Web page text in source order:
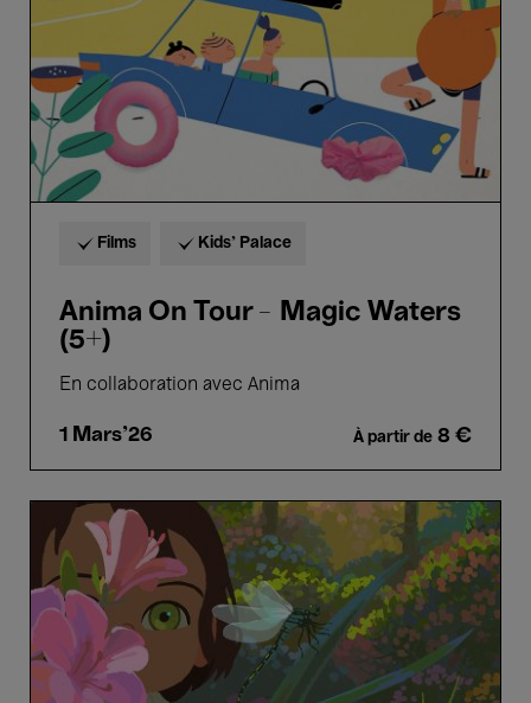
Waters​​​​​​​
(5+)
Films Kids’ Palace
Anima On Tour – Magic Waters​​​​​​​
(5+)
En collaboration avec Anima
1 Mars'26 À partir de 8 €
Amélie
et
la
Métaphysique
des
Tubes
-
Maïlys
Vallade